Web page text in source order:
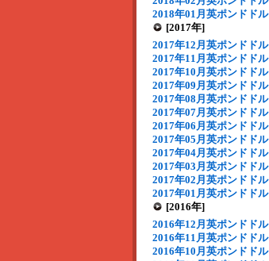
2018年01月英ポンドドル
[2017年]
2017年12月英ポンドドル
2017年11月英ポンドドル
2017年10月英ポンドドル
2017年09月英ポンドドル
2017年08月英ポンドドル
2017年07月英ポンドドル
2017年06月英ポンドドル
2017年05月英ポンドドル
2017年04月英ポンドドル
2017年03月英ポンドドル
2017年02月英ポンドドル
2017年01月英ポンドドル
[2016年]
2016年12月英ポンドドル
2016年11月英ポンドドル
2016年10月英ポンドドル